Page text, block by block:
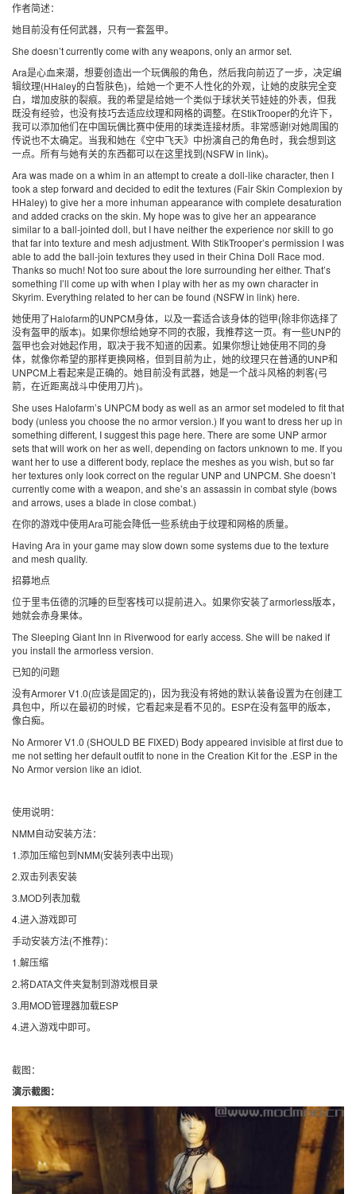
作者简述：
她目前没有任何武器，只有一套盔甲。
She doesn’t currently come with any weapons, only an armor set.
Ara是心血来潮，想要创造出一个玩偶般的角色，然后我向前迈了一步，决定编
辑纹理(HHaley的白皙肤色)，给她一个更不人性化的外观，让她的皮肤完全变
白，增加皮肤的裂痕。我的希望是给她一个类似于球状关节娃娃的外表，但我
既没有经验，也没有技巧去适应纹理和网格的调整。在StikTrooper的允许下，
我可以添加他们在中国玩偶比赛中使用的球类连接材质。非常感谢!对她周围的
传说也不太确定。当我和她在《空中飞天》中扮演自己的角色时，我会想到这
一点。所有与她有关的东西都可以在这里找到(NSFW in link)。
Ara was made on a whim in an attempt to create a doll-like character, then I
took a step forward and decided to edit the textures (Fair Skin Complexion by
HHaley) to give her a more inhuman appearance with complete desaturation
and added cracks on the skin. My hope was to give her an appearance
similar to a ball-jointed doll, but I have neither the experience nor skill to go
that far into texture and mesh adjustment. With StikTrooper’s permission I was
able to add the ball-join textures they used in their China Doll Race mod.
Thanks so much! Not too sure about the lore surrounding her either. That’s
something I’ll come up with when I play with her as my own character in
Skyrim. Everything related to her can be found (NSFW in link) here.
她使用了Halofarm的UNPCM身体，以及一套适合该身体的铠甲(除非你选择了
没有盔甲的版本)。如果你想给她穿不同的衣服，我推荐这一页。有一些UNP的
盔甲也会对她起作用，取决于我不知道的因素。如果你想让她使用不同的身
体，就像你希望的那样更换网格，但到目前为止，她的纹理只在普通的UNP和
UNPCM上看起来是正确的。她目前没有武器，她是一个战斗风格的刺客(弓
箭，在近距离战斗中使用刀片)。
She uses Halofarm’s UNPCM body as well as an armor set modeled to fit that
body (unless you choose the no armor version.) If you want to dress her up in
something different, I suggest this page here. There are some UNP armor
sets that will work on her as well, depending on factors unknown to me. If you
want her to use a different body, replace the meshes as you wish, but so far
her textures only look correct on the regular UNP and UNPCM. She doesn’t
currently come with a weapon, and she’s an assassin in combat style (bows
and arrows, uses a blade in close combat.)
在你的游戏中使用Ara可能会降低一些系统由于纹理和网格的质量。
Having Ara in your game may slow down some systems due to the texture
and mesh quality.
招募地点
位于里韦伍德的沉睡的巨型客栈可以提前进入。如果你安装了armorless版本，
她就会赤身果体。
The Sleeping Giant Inn in Riverwood for early access. She will be naked if
you install the armorless version.
已知的问题
没有Armorer V1.0(应该是固定的)，因为我没有将她的默认装备设置为在创建工
具包中，所以在最初的时候，它看起来是看不见的。ESP在没有盔甲的版本，
像白痴。
No Armorer V1.0 (SHOULD BE FIXED) Body appeared invisible at first due to
me not setting her default outfit to none in the Creation Kit for the .ESP in the
No Armor version like an idiot.
使用说明：
NMM自动安装方法：
1.添加压缩包到NMM(安装列表中出现)
2.双击列表安装
3.MOD列表加载
4.进入游戏即可
手动安装方法(不推荐)：
1.解压缩
2.将DATA文件夹复制到游戏根目录
3.用MOD管理器加载ESP
4.进入游戏中即可。
截图：
演示截图：